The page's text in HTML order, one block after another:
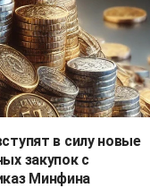
в силу новые
закупок с
Минфина